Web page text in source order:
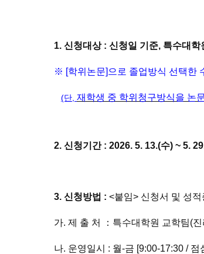
1. 신청대상 : 신청일 기준, 특수대학
※ [학위논문] 으로 졸업방식 선택한
(단, 재학생 중 학위청구방식을 논
2. 신청기간 : 2026. 5. 13.(수) ~ 5.
3. 신청방법 : <붙임> 신청서 및 성
가. 제 출 처 ：특수대학원 교학팀(
나. 운영일시 : 월-금 [9:00-17:30 / 점